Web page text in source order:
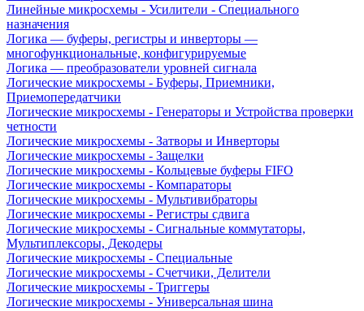
Линейные микросхемы - Усилители - Специального
назначения
Логика — буферы, регистры и инверторы —
многофункциональные, конфигурируемые
Логика — преобразователи уровней сигнала
Логические микросхемы - Буферы, Приемники,
Приемопередатчики
Логические микросхемы - Генераторы и Устройства проверки
четности
Логические микросхемы - Затворы и Инверторы
Логические микросхемы - Защелки
Логические микросхемы - Кольцевые буферы FIFO
Логические микросхемы - Компараторы
Логические микросхемы - Мультивибраторы
Логические микросхемы - Регистры сдвига
Логические микросхемы - Сигнальные коммутаторы,
Мультиплексоры, Декодеры
Логические микросхемы - Специальные
Логические микросхемы - Счетчики, Делители
Логические микросхемы - Триггеры
Логические микросхемы - Универсальная шина